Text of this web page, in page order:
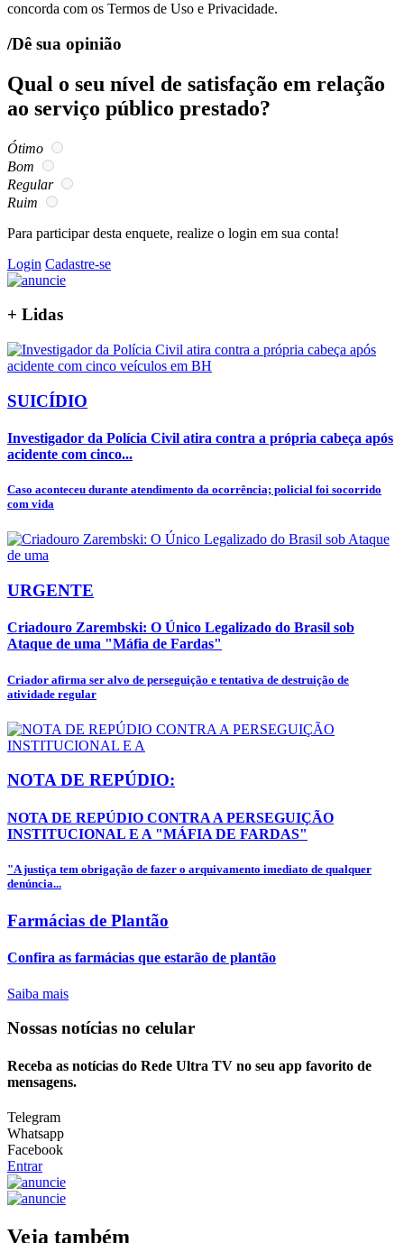
concorda com os Termos de Uso e Privacidade.
/Dê sua opinião
Qual o seu nível de satisfação em relação
ao serviço público prestado?
Ótimo
Bom
Regular
Ruim
Para participar desta enquete, realize o login em sua conta!
Login Cadastre-se
+ Lidas
SUICÍDIO
Investigador da Polícia Civil atira contra a própria cabeça após
acidente com cinco...
Caso aconteceu durante atendimento da ocorrência; policial foi socorrido
com vida
URGENTE
Criadouro Zarembski: O Único Legalizado do Brasil sob
Ataque de uma "Máfia de Fardas"
Criador afirma ser alvo de perseguição e tentativa de destruição de
atividade regular
NOTA DE REPÚDIO:
NOTA DE REPÚDIO CONTRA A PERSEGUIÇÃO
INSTITUCIONAL E A "MÁFIA DE FARDAS"
"A justiça tem obrigação de fazer o arquivamento imediato de qualquer
denúncia...
Farmácias de Plantão
Confira as farmácias que estarão de plantão
Saiba mais
Nossas notícias no celular
Receba as notícias do Rede Ultra TV no seu app favorito de
mensagens.
Telegram
Whatsapp
Facebook
Entrar
Veja também